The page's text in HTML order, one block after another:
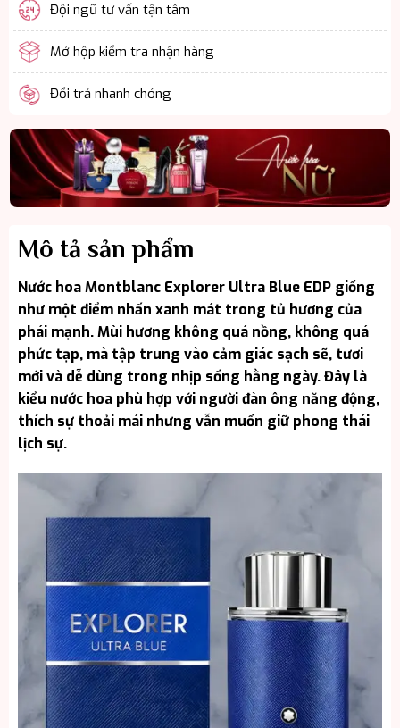
Đội ngũ tư vấn tận tâm
Mở hộp kiểm tra nhận hàng
Đổi trả nhanh chóng
Mô tả sản phẩm
Nước hoa Montblanc Explorer Ultra Blue EDP giống
như một điểm nhấn xanh mát trong tủ hương của
phái mạnh. Mùi hương không quá nồng, không quá
phức tạp, mà tập trung vào cảm giác sạch sẽ, tươi
mới và dễ dùng trong nhịp sống hằng ngày. Đây là
kiểu nước hoa phù hợp với người đàn ông năng động,
thích sự thoải mái nhưng vẫn muốn giữ phong thái
lịch sự.